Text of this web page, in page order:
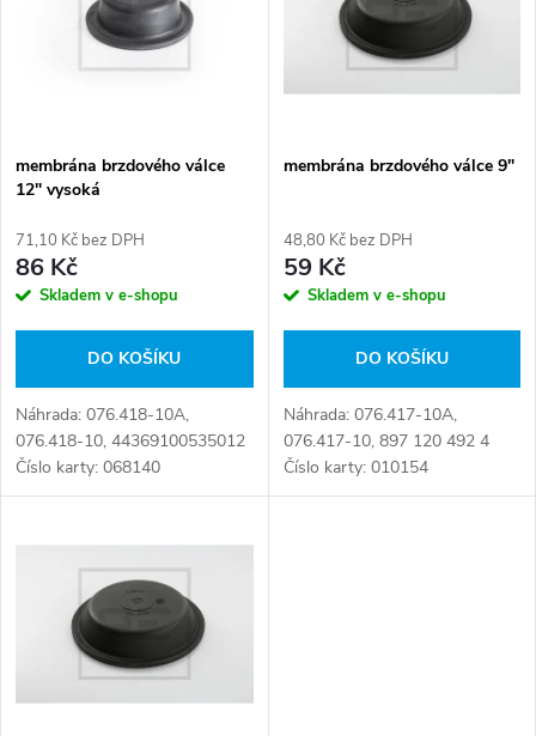
p
r
o
u
k
s
p
r
o
d
u
k
membrána brzdového válce
12" vysoká
71,10 Kč bez DPH
86 Kč
Skladem v e-shopu
DO KOŠÍKU
Náhrada: 076.418-10A,
076.418-10, 44369100535012
Číslo karty: 068140
membrána brzdového válce 9"
48,80 Kč bez DPH
59 Kč
Skladem v e-shopu
DO KOŠÍKU
Náhrada: 076.417-10A,
076.417-10, 897 120 492 4
Číslo karty: 010154